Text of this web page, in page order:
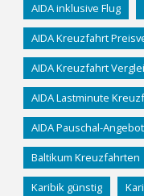
AIDA inklusive Flug
AIDA Kreuzfahrt
AIDA Kreuzfahrt
AIDA Lastminute
AIDA Pauschal-
Baltikum Kreuzfahrten
Karibik günstig